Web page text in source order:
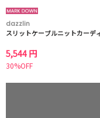
dazzlin
スリットケーブルニットカーデ
5,544 円
30%OFF